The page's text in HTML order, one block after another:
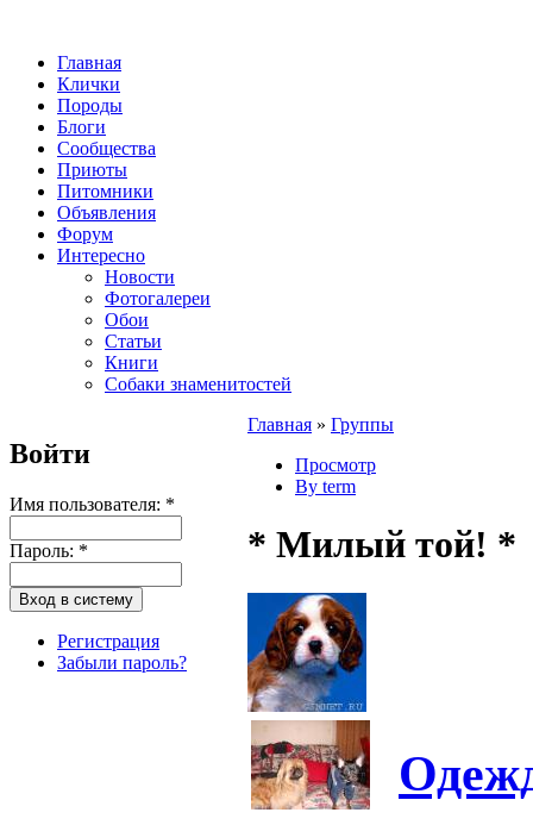
Главная
Клички
Породы
Блоги
Сообщества
Приюты
Питомники
Объявления
Форум
Интересно
Новости
Фотогалереи
Обои
Статьи
Книги
Собаки знаменитостей
Войти
Имя пользователя: *
Пароль: *
Регистрация
Забыли пароль?
Главная » Группы
Просмотр
By term
* Милый той! *